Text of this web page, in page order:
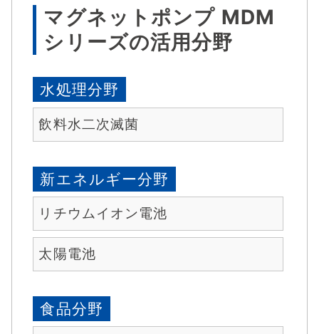
マグネットポンプ MDM
シリーズの活用分野
水処理分野
飲料水二次滅菌
新エネルギー分野
リチウムイオン電池
太陽電池
食品分野